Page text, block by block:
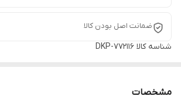
ضمانت اصل بودن کالا
شناسه کالا DKP-772116
مشخصات